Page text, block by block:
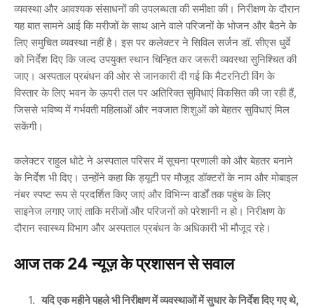
व्यवस्था और आवश्यक संसाधनों की उपलब्धता की समीक्षा की। निरीक्षण के दौरान
यह बात सामने आई कि मरीजों के साथ आने वाले परिजनों के भोजन और बैठने के
लिए समुचित व्यवस्था नहीं है। इस पर कलेक्टर ने सिविल सर्जन डॉ. सीएस धुर्वे
को निर्देश दिए कि जल्द उपयुक्त स्थान चिन्हित कर जरूरी व्यवस्था सुनिश्चित की
जाए। अस्पताल प्रबंधन की ओर से जानकारी दी गई कि मैटरनिटी विंग के
विस्तार के लिए भवन के ऊपरी तल पर अतिरिक्त सुविधाएं विकसित की जा रही हैं,
जिससे भविष्य में गर्भवती महिलाओं और नवजात शिशुओं को बेहतर सुविधाएं मिल
सकेंगी।
कलेक्टर राहुल धोटे ने अस्पताल परिसर में सूचना प्रणाली को और बेहतर बनाने
के निर्देश भी दिए। उन्होंने कहा कि ड्यूटी पर मौजूद डॉक्टरों के नाम और मोबाइल
नंबर स्पष्ट रूप से प्रदर्शित किए जाएं और विभिन्न वार्डों तक पहुंच के लिए
साइनेज लगाए जाएं ताकि मरीजों और परिजनों को परेशानी न हो। निरीक्षण के
दौरान स्वास्थ्य विभाग और अस्पताल प्रबंधन के अधिकारी भी मौजूद रहे।
आज तक 24 न्यूज़ के प्रशासन से सवाल
यदि एक महीने पहले भी निरीक्षण में व्यवस्थाओं में सुधार के निर्देश दिए गए थे,